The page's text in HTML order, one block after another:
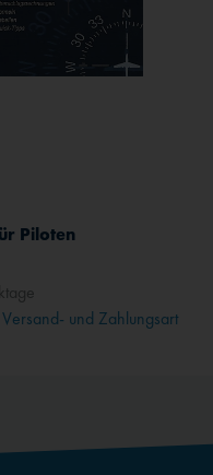
Piloten
und Zahlungsart